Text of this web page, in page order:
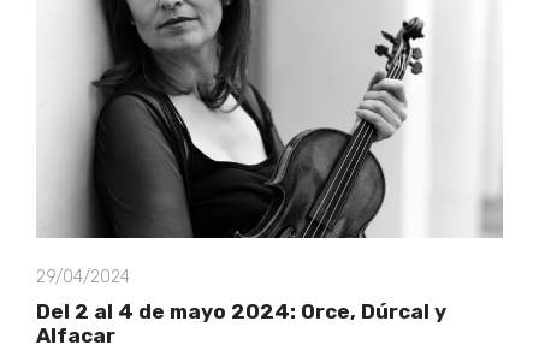
29/04/2024
Del 2 al 4 de mayo 2024: Orce, Dúrcal y
Alfacar